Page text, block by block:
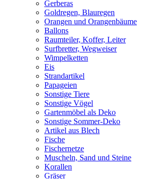
Gerberas
Goldregen, Blauregen
Orangen und Orangenbäume
Ballons
Raumteiler, Koffer, Leiter
Surfbretter, Wegweiser
Wimpelketten
Eis
Strandartikel
Papageien
Sonstige Tiere
Sonstige Vögel
Gartenmöbel als Deko
Sonstige Sommer-Deko
Artikel aus Blech
Fische
Fischernetze
Muscheln, Sand und Steine
Korallen
Gräser